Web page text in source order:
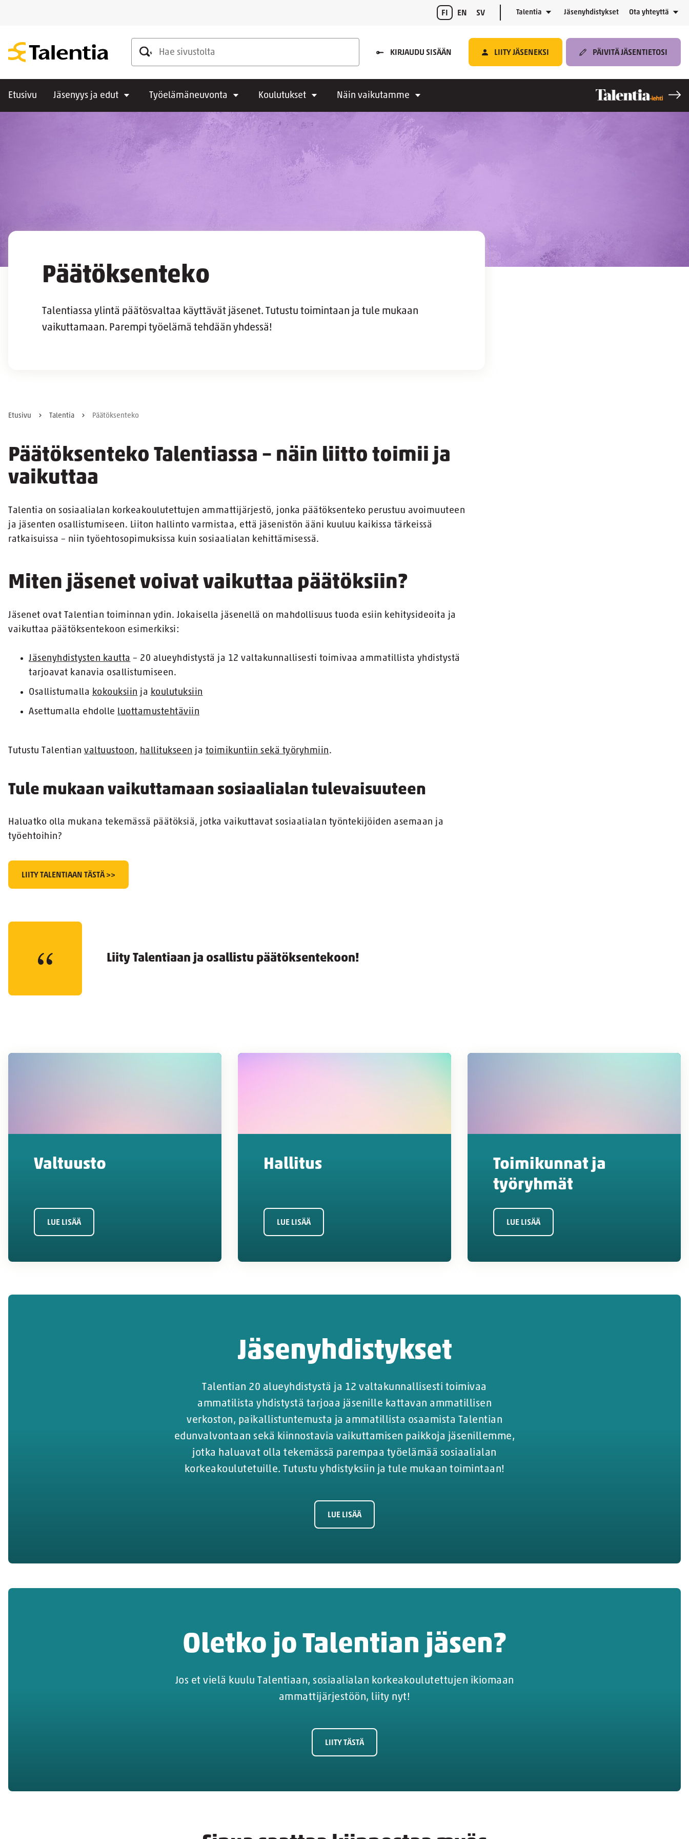
FI EN SV Talentia Jäsenyhdistykset Ota yhteyttä
Hae sivustolta
KIRJAUDU SISÄÄN LIITY JÄSENEKSI PÄIVITÄ JÄSENTIETOSI
Etusivu Jäsenyys ja edut Työelämäneuvonta Koulutukset Näin vaikutamme
Päätöksenteko
Talentiassa ylintä päätösvaltaa käyttävät jäsenet. Tutustu toimintaan ja tule mukaan
vaikuttamaan. Parempi työelämä tehdään yhdessä!
Etusivu Talentia Päätöksenteko
Päätöksenteko Talentiassa – näin liitto toimii ja
vaikuttaa
Talentia on sosiaalialan korkeakoulutettujen ammattijärjestö, jonka päätöksenteko perustuu avoimuuteen
ja jäsenten osallistumiseen. Liiton hallinto varmistaa, että jäsenistön ääni kuuluu kaikissa tärkeissä
ratkaisuissa – niin työehtosopimuksissa kuin sosiaalialan kehittämisessä.
Miten jäsenet voivat vaikuttaa päätöksiin?
Jäsenet ovat Talentian toiminnan ydin. Jokaisella jäsenellä on mahdollisuus tuoda esiin kehitysideoita ja
vaikuttaa päätöksentekoon esimerkiksi:
Jäsenyhdistysten kautta – 20 alueyhdistystä ja 12 valtakunnallisesti toimivaa ammatillista yhdistystä
tarjoavat kanavia osallistumiseen.
Osallistumalla kokouksiin ja koulutuksiin
Asettumalla ehdolle luottamustehtäviin
Tutustu Talentian valtuustoon, hallitukseen ja toimikuntiin sekä työryhmiin.
Tule mukaan vaikuttamaan sosiaalialan tulevaisuuteen
Haluatko olla mukana tekemässä päätöksiä, jotka vaikuttavat sosiaalialan työntekijöiden asemaan ja
työehtoihin?
LIITY TALENTIAAN TÄSTÄ >>
Liity Talentiaan ja osallistu päätöksentekoon!
Valtuusto
LUE LISÄÄ
Hallitus
LUE LISÄÄ
Toimikunnat ja
työryhmät
LUE LISÄÄ
Jäsenyhdistykset
Talentian 20 alueyhdistystä ja 12 valtakunnallisesti toimivaa
ammatilista yhdistystä tarjoaa jäsenille kattavan ammatillisen
verkoston, paikallistuntemusta ja ammatillista osaamista Talentian
edunvalvontaan sekä kiinnostavia vaikuttamisen paikkoja jäsenillemme,
jotka haluavat olla tekemässä parempaa työelämää sosiaalialan
korkeakoulutetuille. Tutustu yhdistyksiin ja tule mukaan toimintaan!
LUE LISÄÄ
Oletko jo Talentian jäsen?
Jos et vielä kuulu Talentiaan, sosiaalialan korkeakoulutettujen ikiomaan
ammattijärjestöön, liity nyt!
LIITY TÄSTÄ